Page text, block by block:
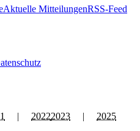
Aktuelle MitteilungenRSS-Feed
| 20222023 | 2025